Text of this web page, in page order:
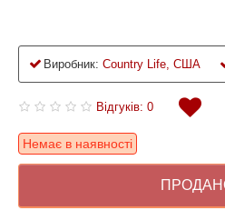
Виробник: Country Life, США
Відгуків: 0
Немає в наявності